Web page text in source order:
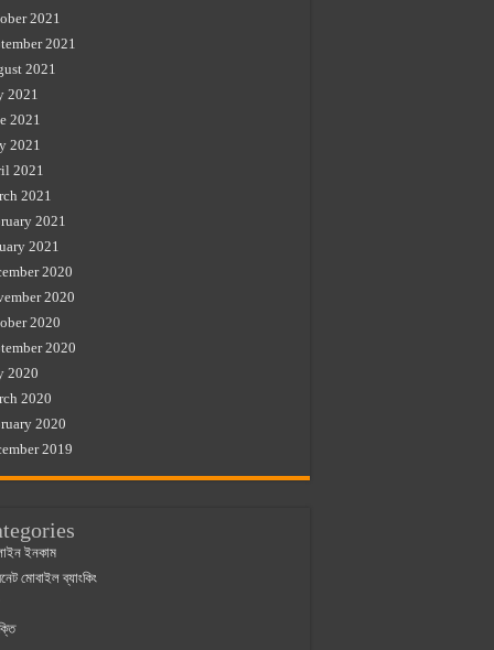
2021
2021
2021
2021
2021
2021
2021
2021
2021
2021
2020
2020
2020
2020
2020
2020
2020
2019
ইনকাম
মোবাইল ব্যাংকিং